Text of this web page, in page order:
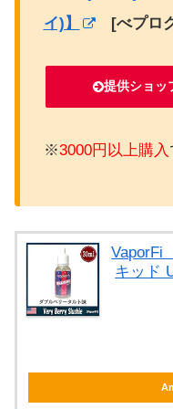
イ)】
[べプロ
提供ショッ
※3000円以上購入
VaporFi
キッド